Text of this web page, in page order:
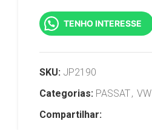
TENHO INTERESSE
SKU: JP2190
Categorias: PASSAT, VW
Compartilhar: